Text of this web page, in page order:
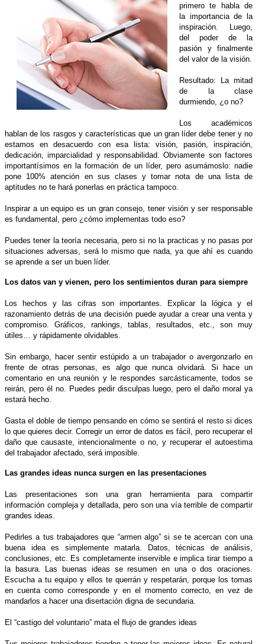
primero te habla de
la importancia de la
inspiración. Luego,
del poder de la
pasión y finalmente
del valor de la visión.
Resultado: La mitad
de la clase
durmiendo, ¿o no?
Los académicos
hablan de los rasgos y características que un gran líder debe tener y no
estamos en desacuerdo con esa lista: visión, pasión, inspiración,
dedicación, imparcialidad y responsabilidad. Obviamente son factores
importantísimos en la formación de un líder, pero asumámoslo: nadie
pone 100% atención en sus clases y tomar nota de una lista de
aptitudes no te hará ponerlas en práctica tampoco.
Inspirar a un equipo es un gran consejo, tener visión y ser responsable
es fundamental, pero ¿cómo implementas todo eso?
Puedes tener la teoría necesaria, pero si no la practicas y no pasas por
situaciones adversas, será lo mismo que nada, ya que ahí es cuando
se aprende a ser un buen líder.
Los datos van y vienen, pero los sentimientos duran para siempre
Los hechos y las cifras son importantes. Explicar la lógica y el
razonamiento detrás de una decisión puede ayudar a crear una venta y
compromiso. Gráficos, rankings, tablas, resultados, etc., son muy
útiles… y rápidamente olvidables.
Sin embargo, hacer sentir estúpido a un trabajador o avergonzarlo en
frente de otras personas, es algo que nunca olvidará. Si hace un
comentario en una reunión y le respondes sarcásticamente, todos se
reirán, pero él no. Puedes pedir disculpas luego, pero el daño moral ya
estará hecho.
Gasta el doble de tiempo pensando en cómo se sentirá el resto si dices
lo que quieres decir. Corregir un error de datos es fácil, pero recuperar el
daño que causaste, intencionalmente o no, y recuperar el autoestima
del trabajador afectado, será imposible.
Las grandes ideas nunca surgen en las presentaciones
Las presentaciones son una gran herramienta para compartir
información compleja y detallada, pero son una vía terrible de compartir
grandes ideas.
Pedirles a tus trabajadores que “armen algo” si se te acercan con una
buena idea es simplemente matarla. Datos, técnicas de análisis,
conclusiones, etc. Es completamente inservible e implica tirar tiempo a
la basura. Las buenas ideas se resumen en una o dos oraciones.
Escucha a tu equipo y ellos te querrán y respetarán, porque los tomas
en cuenta como corresponde y en el momento correcto, en vez de
mandarlos a hacer una disertación digna de secundaria.
El “castigo del voluntario” mata el flujo de grandes ideas